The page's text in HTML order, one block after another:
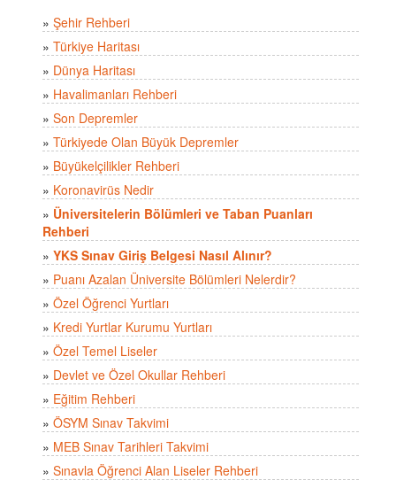
» Şehir Rehberi
» Türkiye Haritası
» Dünya Haritası
» Havalimanları Rehberi
» Son Depremler
» Türkiyede Olan Büyük Depremler
» Büyükelçilikler Rehberi
» Koronavirüs Nedir
» Üniversitelerin Bölümleri ve Taban Puanları
Rehberi
» YKS Sınav Giriş Belgesi Nasıl Alınır?
» Puanı Azalan Üniversite Bölümleri Nelerdir?
» Özel Öğrenci Yurtları
» Kredi Yurtlar Kurumu Yurtları
» Özel Temel Liseler
» Devlet ve Özel Okullar Rehberi
» Eğitim Rehberi
» ÖSYM Sınav Takvimi
» MEB Sınav Tarihleri Takvimi
» Sınavla Öğrenci Alan Liseler Rehberi